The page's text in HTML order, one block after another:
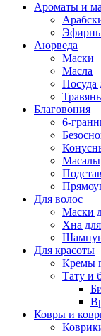
Ароматы и
Аюрведа
Маски
Масла
Посуда
Благовония
6-
Масалы
Для волос
Маски
Хна
Для красоты
Кремы
Тату и
Ковры и